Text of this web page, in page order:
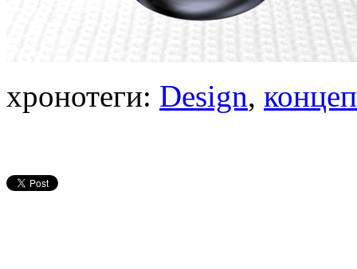
хронотеги: Design,